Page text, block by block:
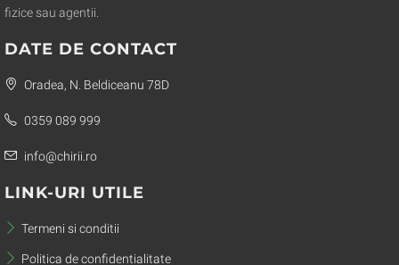
fizice sau agentii.
DATE DE CONTACT
Oradea, N. Beldiceanu 78D
0359 089 999
info@chirii.ro
LINK-URI UTILE
Termeni si conditii
Politica de confidentialitate